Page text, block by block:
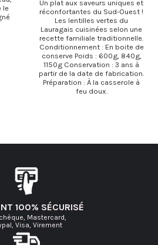
le
Un plat aux saveurs uniques et
réconfortantes du Sud-Ouest !
Les lentilles vertes du
Lauragais cuisinées selon une
recette familiale traditionnelle.
Conditionnement : En boite de
conserve Poids : 600g, 840g,
1150g Conservation : 3 ans à
partir de la date de fabrication.
Préparation : À la casserole à
feu doux.
100% SÉCURISÉ
Mastercard,
Visa, Virement